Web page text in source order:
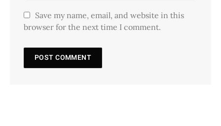
Save my name, email, and website in this
browser for the next time I comment.